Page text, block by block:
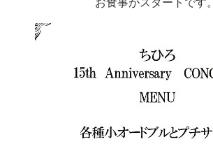
お食事がスタートです。